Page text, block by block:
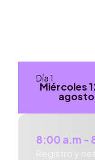
Día 1
Miércoles
agosto
8:00 a.m -
Registro y